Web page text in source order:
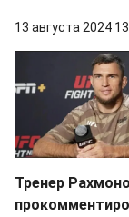
13 августа 2024
Тренер